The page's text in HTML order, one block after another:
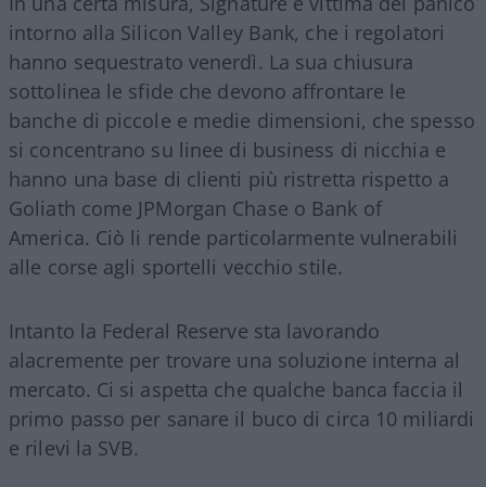
intorno alla Silicon Valley Bank, che i regolatori
hanno sequestrato venerdì. La sua chiusura
sottolinea le sfide che devono affrontare le
banche di piccole e medie dimensioni, che spesso
si concentrano su linee di business di nicchia e
hanno una base di clienti più ristretta rispetto a
Goliath come JPMorgan Chase o Bank of
America. Ciò li rende particolarmente vulnerabili
alle corse agli sportelli vecchio stile.
Intanto la Federal Reserve sta lavorando
alacremente per trovare una soluzione interna al
mercato. Ci si aspetta che qualche banca faccia il
primo passo per sanare il buco di circa 10 miliardi
e rilevi la SVB.